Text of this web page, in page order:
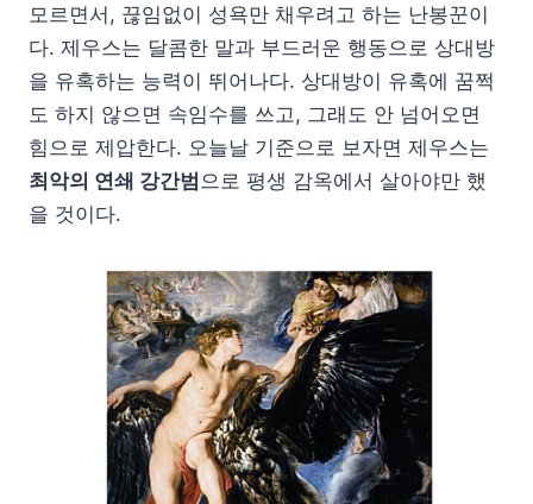
모르면서, 끊임없이 성욕만 채우려고 하는 난봉꾼이
다. 제우스는 달콤한 말과 부드러운 행동으로 상대방
을 유혹하는 능력이 뛰어나다. 상대방이 유혹에 꿈쩍
도 하지 않으면 속임수를 쓰고, 그래도 안 넘어오면
힘으로 제압한다. 오늘날 기준으로 보자면 제우스는
최악의 연쇄 강간범 으로 평생 감옥에서 살아야만 했
을 것이다.